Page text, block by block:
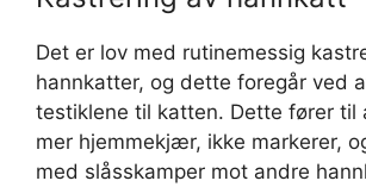
Det er lov med rutinemessig
hannkatter, og dette foregår ved
testiklene til katten. Dette fører til
mer hjemmekjær, ikke markerer,
med slåsskamper mot andre